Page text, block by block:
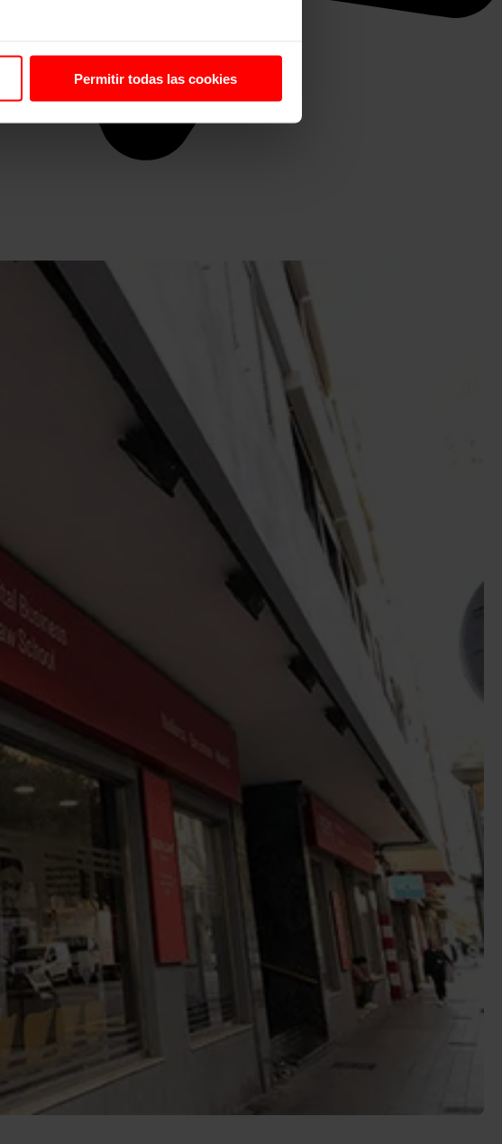
Permitir todas las cookies